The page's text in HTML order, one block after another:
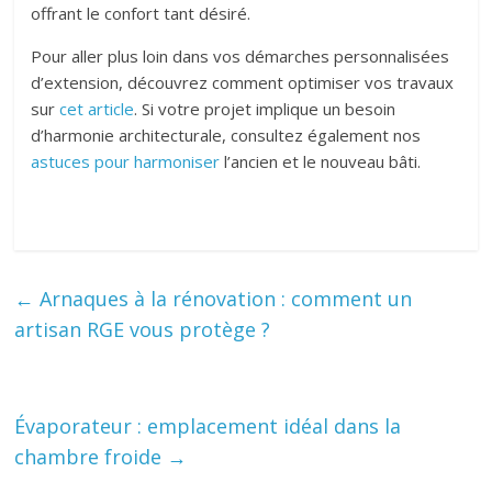
offrant le confort tant désiré.
Pour aller plus loin dans vos démarches personnalisées
d’extension, découvrez comment optimiser vos travaux
surcet article. Si votre projet implique un besoin
d’harmonie architecturale, consultez également nos
astuces pour harmoniser l’ancien et le nouveau bâti.
← Arnaques à la rénovation : comment un
artisan RGE vous protège ?
Évaporateur : emplacement idéal dans la
chambre froide →